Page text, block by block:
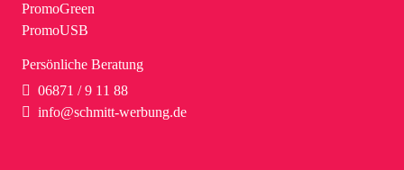
PromoGreen
PromoUSB
Persönliche Beratung
06871 / 9 11 88
info@schmitt-werbung.de